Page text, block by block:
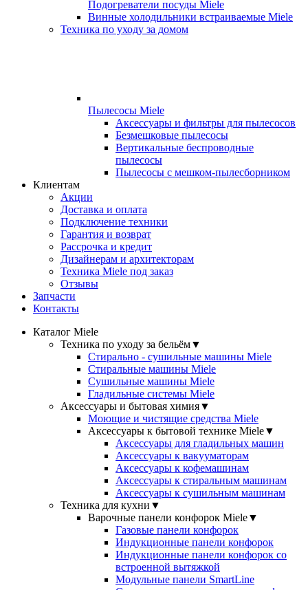
Подогреватели посуды Miele
Винные холодильники встраиваемые Miele
Техника по уходу за домом
Пылесосы Miele
Аксессуары и фильтры для пылесосов
Безмешковые пылесосы
Вертикальные беспроводные
пылесосы
Пылесосы с мешком-пылесборником
Клиентам
Акции
Доставка и оплата
Подключение техники
Гарантия и возврат
Рассрочка и кредит
Дизайнерам и архитекторам
Техника Miele под заказ
Отзывы
Запчасти
Контакты
Каталог Miele
Техника по уходу за бельём▼
Стирально - сушильные машины Miele
Стиральные машины Miele
Сушильные машины Miele
Гладильные системы Miele
Аксессуары и бытовая химия▼
Моющие и чистящие средства Miele
Аксессуары к бытовой технике Miele▼
Аксессуары для гладильных машин
Аксессуары к вакууматорам
Аксессуары к кофемашинам
Аксессуары к стиральным машинам
Аксессуары к сушильным машинам
Техника для кухни ▼
Варочные панели конфорок Miele▼
Газовые панели конфорок
Индукционные панели конфорок
Индукционные панели конфорок со
встроенной вытяжкой
Модульные панели SmartLine